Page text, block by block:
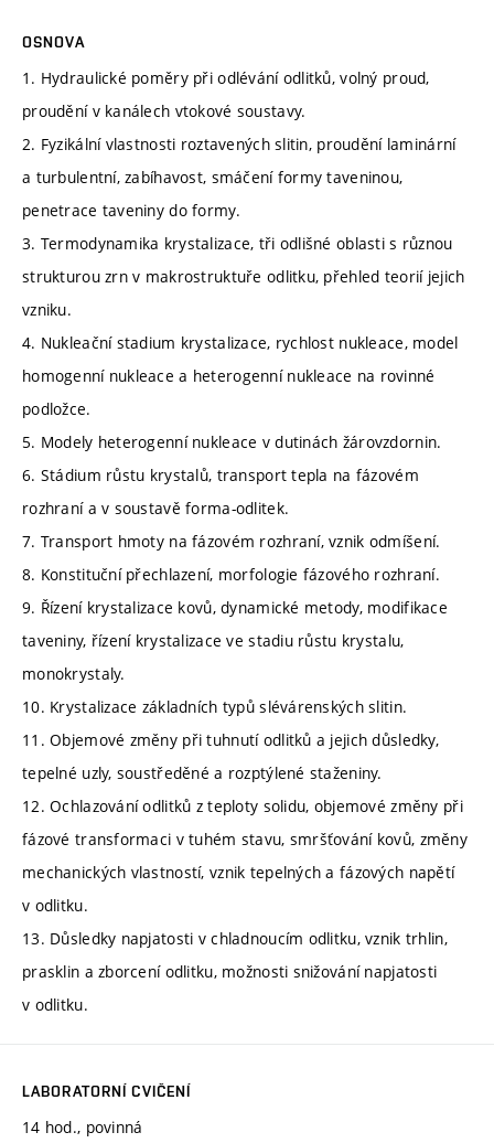
OSNOVA
1. Hydraulické poměry při odlévání odlitků, volný proud,
proudění v kanálech vtokové soustavy.
2. Fyzikální vlastnosti roztavených slitin, proudění laminární
a turbulentní, zabíhavost, smáčení formy taveninou,
penetrace taveniny do formy.
3. Termodynamika krystalizace, tři odlišné oblasti s různou
strukturou zrn v makrostruktuře odlitku, přehled teorií jejich
vzniku.
4. Nukleační stadium krystalizace, rychlost nukleace, model
homogenní nukleace a heterogenní nukleace na rovinné
podložce.
5. Modely heterogenní nukleace v dutinách žárovzdornin.
6. Stádium růstu krystalů, transport tepla na fázovém
rozhraní a v soustavě forma-odlitek.
7. Transport hmoty na fázovém rozhraní, vznik odmíšení.
8. Konstituční přechlazení, morfologie fázového rozhraní.
9. Řízení krystalizace kovů, dynamické metody, modifikace
taveniny, řízení krystalizace ve stadiu růstu krystalu,
monokrystaly.
10. Krystalizace základních typů slévárenských slitin.
11. Objemové změny při tuhnutí odlitků a jejich důsledky,
tepelné uzly, soustředěné a rozptýlené staženiny.
12. Ochlazování odlitků z teploty solidu, objemové změny při
fázové transformaci v tuhém stavu, smršťování kovů, změny
mechanických vlastností, vznik tepelných a fázových napětí
v odlitku.
13. Důsledky napjatosti v chladnoucím odlitku, vznik trhlin,
prasklin a zborcení odlitku, možnosti snižování napjatosti
v odlitku.
LABORATORNÍ CVIČENÍ
14 hod., povinná